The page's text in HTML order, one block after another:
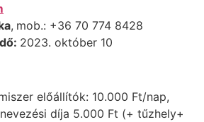
, mob.: +36 70 774 8428
2023. október 10
előállítók: 10.000 Ft/nap,
díja 5.000 Ft (+ tűzhely+